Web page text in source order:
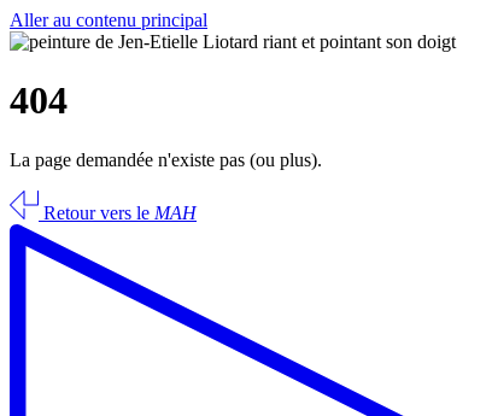
Aller au contenu principal
404
La page demandée n'existe pas (ou plus).
Retour vers le MAH